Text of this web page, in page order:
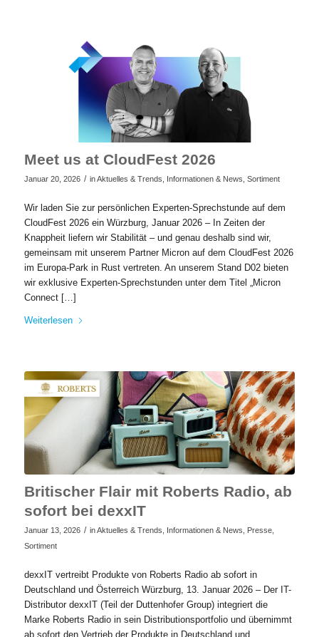
Meet us at CloudFest 2026
Januar 20, 2026 / inAktuelles & Trends Informationen & News Sortiment
Wir laden Sie zur persönlichen Experten-Sprechstunde auf dem
CloudFest 2026 ein Würzburg, Januar 2026 – In Zeiten der
Knappheit liefern wir Stabilität – und genau deshalb sind wir,
gemeinsam mit unserem Partner Micron auf dem CloudFest 2026
im Europa-Park in Rust vertreten. An unserem Stand D02 bieten
wir exklusive Experten-Sprechstunden unter dem Titel „Micron
Connect […]
Weiterlesen
Britischer Flair mit Roberts Radio, ab
sofort bei dexxIT
Januar 13, 2026 / inAktuelles & Trends Informationen & News Presse,
Sortiment
dexxIT vertreibt Produkte von Roberts Radio ab sofort in
Deutschland und Österreich Würzburg, 13. Januar 2026 – Der IT-
Distributor dexxIT (Teil der Duttenhofer Group) integriert die
Marke Roberts Radio in sein Distributionsportfolio und übernimmt
ab sofort den Vertrieb der Produkte in Deutschland und